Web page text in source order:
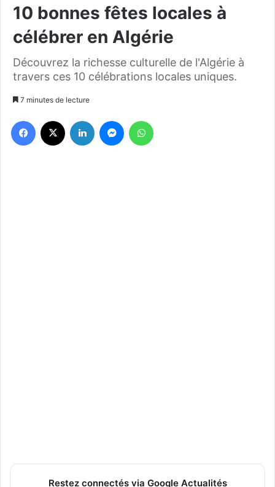
10 bonnes fêtes locales à
célébrer en Algérie
Découvrez la richesse culturelle de l'Algérie à
travers ces 10 célébrations locales uniques.
7 minutes de lecture
Restez connectés via Google Actualités